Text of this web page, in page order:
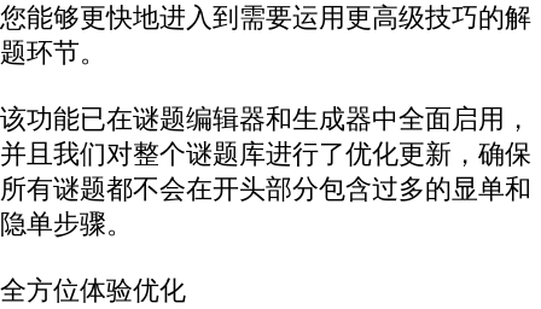
您能够更快地进入到需要运用更高级技巧的解
题环节。
该功能已在谜题编辑器和生成器中全面启用，
并且我们对整个谜题库进行了优化更新，确保
所有谜题都不会在开头部分包含过多的显单和
隐单步骤。
全方位体验优化